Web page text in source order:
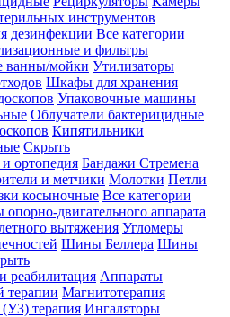
инструментов
дезинфекции Все категории
и фильтры
ванны/мойки Утилизаторы
Шкафы для хранения
Упаковочные машины
Облучатели бактерицидные
Кипятильники
Скрыть
ортопедия Бандажи Стремена
и метчики Молотки Петли
косыночные Все категории
двигательного аппарата
вытяжения Угломеры
Шины Беллера Шины
реабилитация Аппараты
терапии Магнитотерапия
(УЗ) терапия Ингаляторы